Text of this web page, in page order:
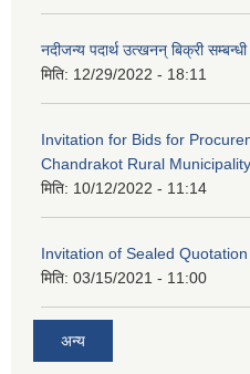
नदीजन्य पदार्थ उत्खनन् बिक्री
मिति: 12/29/2022 - 18:11
Invitation for Bids for
Chandrakot Rural Municipality
मिति: 10/12/2022 - 11:14
Invitation of Sealed
मिति: 03/15/2021 - 11:00
अन्य